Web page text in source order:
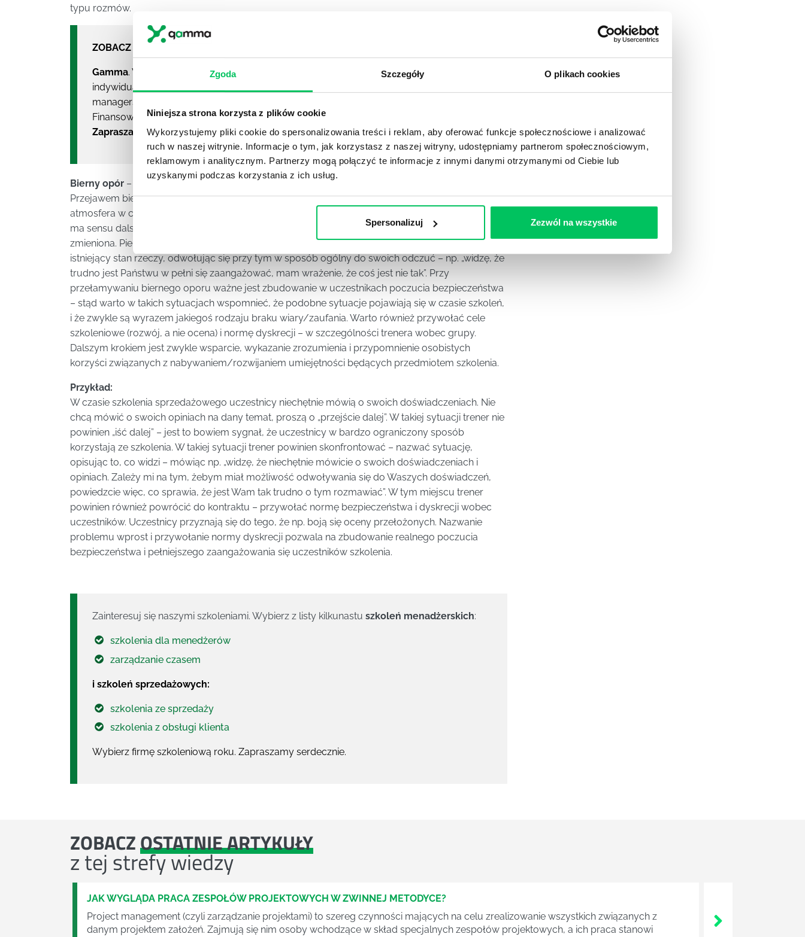
Zgoda Szczegóły O plikach cookies
Niniejsza strona korzysta z plików cookie
Wykorzystujemy pliki cookie do spersonalizowania treści i reklam, aby oferować funkcje społecznościowe i analizować
ruch w naszej witrynie. Informacje o tym, jak korzystasz z naszej witryny, udostępniamy partnerom społecznościowym,
reklamowym i analitycznym. Partnerzy mogą połączyć te informacje z innymi danymi otrzymanymi od Ciebie lub
uzyskanymi podczas korzystania z ich usług.
Spersonalizuj Zezwól na wszystkie
typu rozmów.
ZOBACZ NASZE SZKOLENIA:
Gamma. W poprzednim roku przeszkoliliśmy ponad sześć tysięcy klientów
indywidualnych i ponad tysiąc klientów instytucjonalnych. Oferujemy
managerskie, sprzedażowe i
Finansowej – „NajlepszeFirmy Szkoleniowe” po raz kolejny zajęliśmy 1 miejsce.
Zapraszamy do zapoznania się z naszą ofertą.
Bierny opór – jest zwykle oznaką braku zaufania – wobec trenera lub wobec organizacji.
Przejawem biernego oporu są najczęściej: niewysoki poziom zaangażowania uczestników, napięta
atmosfera w czasie szkolenia i poczucie bezradności trenera. Najczęściej w takich sytuacjach nie
ma sensu dalsza realizacja scenariusza szkolenia – o ile bieżąca sytuacja nie zostanie omówiona i
zmieniona. Pierwszym krokiem przełamania biernego oporu jest konfrontacja. Trener nazywa
istniejący stan rzeczy, odwołując się przy tym w sposób ogólny do swoich odczuć – np. „widzę, że
trudno jest Państwu w pełni się zaangażować, mam wrażenie, że coś jest nie tak”. Przy
przełamywaniu biernego oporu ważne jest zbudowanie w uczestnikach poczucia bezpieczeństwa
– stąd warto w takich sytuacjach wspomnieć, że podobne sytuacje pojawiają się w czasie szkoleń,
i że zwykle są wyrazem jakiegoś rodzaju braku wiary/zaufania. Warto również przywołać cele
szkoleniowe (rozwój, a nie ocena) i normę dyskrecji – w szczególności trenera wobec grupy.
Dalszym krokiem jest zwykle wsparcie, wykazanie zrozumienia i przypomnienie osobistych
korzyści związanych z nabywaniem/rozwijaniem umiejętności będących przedmiotem szkolenia.
Przykład:
W czasie szkolenia sprzedażowego uczestnicy niechętnie mówią o swoich doświadczeniach. Nie
chcą mówić o swoich opiniach na dany temat, proszą o „przejście dalej”. W takiej sytuacji trener nie
powinien „iść dalej” – jest to bowiem sygnał, że uczestnicy w bardzo ograniczony sposób
korzystają ze szkolenia. W takiej sytuacji trener powinien skonfrontować – nazwać sytuację,
opisując to, co widzi – mówiąc np. „widzę, że niechętnie mówicie o swoich doświadczeniach i
opiniach. Zależy mi na tym, żebym miał możliwość odwoływania się do Waszych doświadczeń,
powiedzcie więc, co sprawia, że jest Wam tak trudno o tym rozmawiać”. W tym miejscu trener
powinien również powrócić do kontraktu – przywołać normę bezpieczeństwa i dyskrecji wobec
uczestników. Uczestnicy przyznają się do tego, że np. boją się oceny przełożonych. Nazwanie
problemu wprost i przywołanie normy dyskrecji pozwala na zbudowanie realnego poczucia
bezpieczeństwa i pełniejszego zaangażowania się uczestników szkolenia.
Zainteresuj się naszymi szkoleniami. Wybierz z listy kilkunastu szkoleń menadżerskich:
szkolenia dla menedżerów
zarządzanie czasem
i szkoleń sprzedażowych:
szkolenia ze sprzedaży
szkolenia z obsługi klienta
Wybierz firmę szkoleniową roku. Zapraszamy serdecznie.
ZOBACZOSTATNIE ARTYKUŁY
z tej strefy wiedzy
JAK WYGLĄDA PRACA ZESPOŁÓW PROJEKTOWYCH W ZWINNEJ METODYCE?
Project management (czyli zarządzanie projektami) to szereg czynności mających na celu zrealizowanie wszystkich związanych z
danym projektem założeń. Zajmują się nim osoby wchodzące w skład specjalnych zespołów projektowych, a ich praca stanowi